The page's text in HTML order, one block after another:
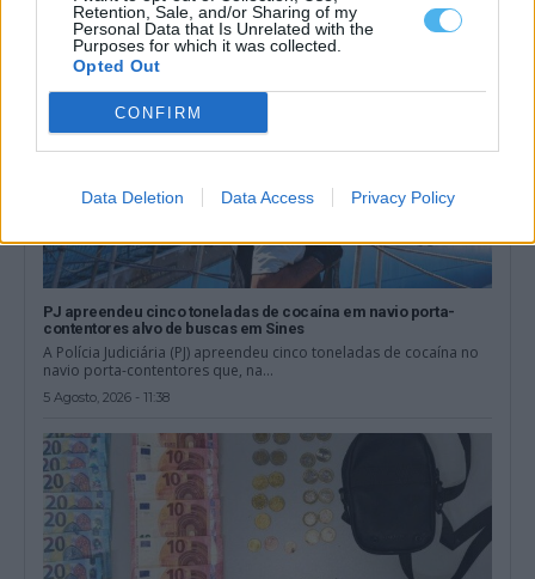
Retention, Sale, and/or Sharing of my
Personal Data that Is Unrelated with the
Purposes for which it was collected.
Opted Out
CONFIRM
Data Deletion Data Access Privacy Policy
PJ apreendeu cinco toneladas de cocaína em navio porta-
contentores alvo de buscas em Sines
A Polícia Judiciária (PJ) apreendeu cinco toneladas de cocaína no
navio porta-contentores que, na...
5 Agosto, 2026 - 11:38